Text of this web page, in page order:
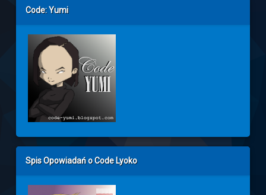
Code: Yumi
Spis Opowiadań o Code Lyoko